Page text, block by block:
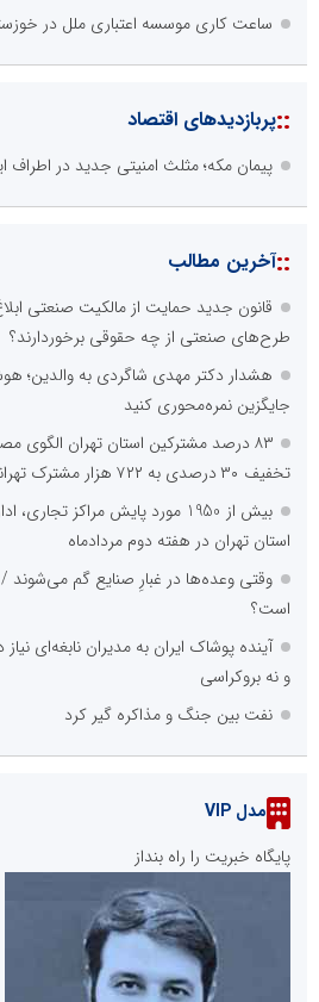
ساعت کاری موسسه اعتباری ملل در
::پربازدیدهای اقتصاد
پیمان مکه؛ مثلث امنیتی جدید در اطراف
::آخرین مطالب
قانون جدید حمایت از مالکیت صنعتی
طرح‌های صنعتی از چه حقوقی برخوردارند؟
هشدار دکتر مهدی شاگردی به والدین؛
جایگزین نمره‌محوری کنید
۸۳ درصد مشترکین استان تهران الگوی
تخفیف ۳۰ درصدی به ۷۲۲ هزار مشترک تهرانی
بیش از 1950 مورد پایش مراکز
استان تهران در هفته دوم مردادماه
وقتی وعده‌ها در غبارِ صنایع گم می‌شوند /
است؟
آینده پوشاک ایران به مدیران نابغه‌ای
و نه بروکراسی
نفت بین جنگ و مذاکره گیر کرد
مدل VIP
پایگاه خبریت را راه بنداز